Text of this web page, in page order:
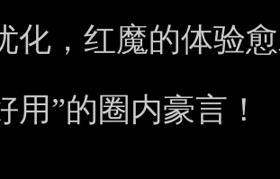
化，红魔的体验
用”的圈内豪言！